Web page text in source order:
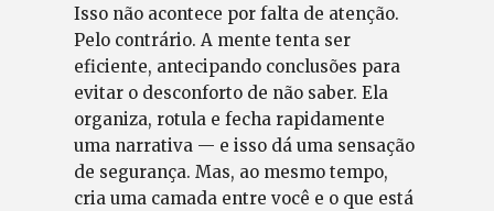
Isso não acontece por falta de atenção.
Pelo contrário. A mente tenta ser
eficiente, antecipando conclusões para
evitar o desconforto de não saber. Ela
organiza, rotula e fecha rapidamente
uma narrativa — e isso dá uma sensação
de segurança. Mas, ao mesmo tempo,
cria uma camada entre você e o que está